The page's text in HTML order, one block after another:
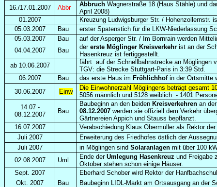
16./17.01.2007
Abbr AbbruchWagnerstraße 18 (Haus Stähle) und
April 2008)
01.2007
Kreuzung Ludwigsburger Str. / Hohenzollernstr.
05.03.2007
Bau
erster Spatenstich für die LKW-Niederlassung
05.03.2007
Bau
auf der Asperger Str. / Im Bornrain werden
04.04.2007
Bau der erste Möglinger Kreisverkehrist an der
Hasenkreuz ist fertiggestellt.
ab 10.06.2007
fährt auf der Schnellbahnstrecke an Möglingen
TGV: die Strecke Stuttgart-Paris in 3:39 Std.
06.2007
Bau das erste Haus im Fröhlichhofin der Ortsmitte
30.06.2007
Einw
Die Einwohnerzahl Möglingens beträgt gesamt
5056 männlich und 5128 weiblich - 1401
14.07 -
08.12.2007
Bau
Baubeginn an den beiden Kreisverkehrenan der
08.12.2007 werden sie offiziell dem Verkehr
Gärtnereien Appich und Stauss bepflanzt.
16.07.2007
Verabschiedung Klaus Obermüller als Rektor
Juli 2007
Erweiterung des Friedhofes östlich der
Juli 2007
in Möglingen sind Solaranlagenmit über 100
02.08.2007
Uml Ende der Umlegung Hasenkreuz und Freigabe
Oktober stehen schon einige Häuser.
Sept. 2007
Eberhard Schober wird Rektor der
Okt. 2007
Bau
Baubeginn LIDL-Markt am Ortsausgang an der